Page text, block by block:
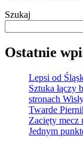
Szukaj
Ostatnie
Lepsi od
Sztuka łączy
stronach
Twarde
Zacięty mecz
Jednym